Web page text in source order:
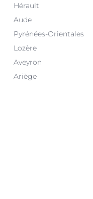
Hérault
Aude
Pyrénées-Orientales
Lozère
Aveyron
Ariège